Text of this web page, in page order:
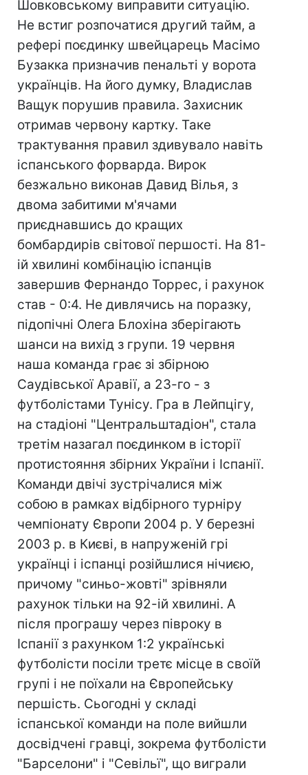
Шовковському виправити ситуацію.
Не встиг розпочатися другий тайм, а
рефері поєдинку швейцарець Масімо
Бузакка призначив пенальті у ворота
українців. На його думку, Владислав
Ващук порушив правила. Захисник
отримав червону картку. Таке
трактування правил здивувало навіть
іспанського форварда. Вирок
безжально виконав Давид Вілья, з
двома забитими м'ячами
приєднавшись до кращих
бомбардирів світової першості. На 81-
ій хвилині комбінацію іспанців
завершив Фернандо Торрес, і рахунок
став - 0:4. Не дивлячись на поразку,
підопічні Олега Блохіна зберігають
шанси на вихід з групи. 19 червня
наша команда грає зі збірною
Саудівської Аравії, а 23-го - з
футболістами Тунісу. Гра в Лейпцігу,
на стадіоні "Центральштадіон", стала
третім назагал поєдинком в історії
протистояння збірних України і Іспанії.
Команди двічі зустрічалися між
собою в рамках відбірного турніру
чемпіонату Європи 2004 р. У березні
2003 р. в Києві, в напруженій грі
українці і іспанці розійшлися нічиєю,
причому "синьо-жовті" зрівняли
рахунок тільки на 92-ій хвилині. А
після програшу через півроку в
Іспанії з рахунком 1:2 українські
футболісти посіли третє місце в своїй
групі і не поїхали на Європейську
першість. Сьогодні у складі
іспанської команди на поле вийшли
досвідчені гравці, зокрема футболісти
"Барселони" і "Севільї", що виграли